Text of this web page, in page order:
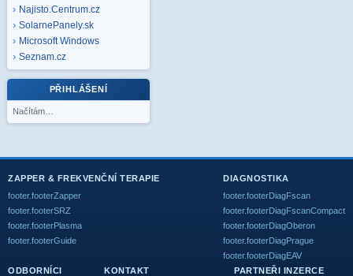
Najisto.Centrum.cz
SolarnePanely.sk
Microsoft Windows
Seznam.cz
PŘIHLÁŠENÍ
Načítám…
ZAPPER & FREKVENČNÍ TERAPIE
footer.footerZapper
footer.footerSRZ
footer.footerPlasma
footer.footerGuide
DIAGNOSTIKA
footer.footerDiagFscan
footer.footerDiagFscanCompact
footer.footerDiagOberon
footer.footerDiagPrague
footer.footerDiagEAV
ODBORNÍCI
KONTAKT PARTNEŘI INZERCE